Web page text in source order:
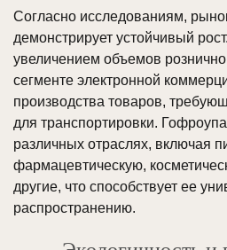
Согласно исследованиям,
демонстрирует устойчивый
увеличением объемов
сегменте электронной
производства товаров,
для транспортировки.
различных отраслях, включая
фармацевтическую,
другие, что способствует ее
распространению.